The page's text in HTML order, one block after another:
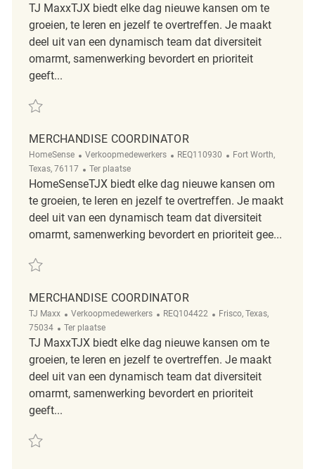
TJ MaxxTJX biedt elke dag nieuwe kansen om te
groeien, te leren en jezelf te overtreffen. Je maakt
deel uit van een dynamisch team dat diversiteit
omarmt, samenwerking bevordert en prioriteit
geeft...
Redden Merchandise Coordinator REQ92577
MERCHANDISE COORDINATOR
HomeSense Categorie
Verkoopmedewerkers ReqId
REQ110930 Plaats
Fort Worth,
Texas, 76117
Afgelegen
Ter plaatse
HomeSenseTJX biedt elke dag nieuwe kansen om
te groeien, te leren en jezelf te overtreffen. Je maakt
deel uit van een dynamisch team dat diversiteit
omarmt, samenwerking bevordert en prioriteit gee...
Redden Merchandise coordinator REQ110930
MERCHANDISE COORDINATOR
TJ Maxx Categorie
Verkoopmedewerkers ReqId
REQ104422 Plaats
Frisco, Texas,
75034
Afgelegen
Ter plaatse
TJ MaxxTJX biedt elke dag nieuwe kansen om te
groeien, te leren en jezelf te overtreffen. Je maakt
deel uit van een dynamisch team dat diversiteit
omarmt, samenwerking bevordert en prioriteit
geeft...
Redden Merchandise Coordinator REQ104422